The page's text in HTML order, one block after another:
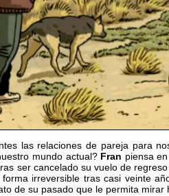
las relaciones de pareja para
mundo actual? Fran piensa
ser cancelado su vuelo de
irreversible tras casi veinte
de su pasado que le permita